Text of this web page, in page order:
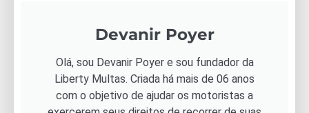
Devanir Poyer
Olá, sou Devanir Poyer e sou fundador da
Liberty Multas. Criada há mais de 06 anos
com o objetivo de ajudar os motoristas a